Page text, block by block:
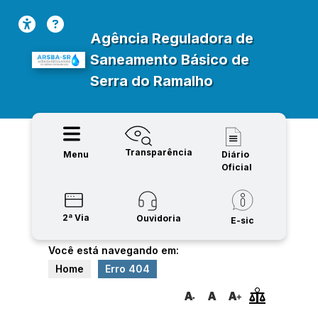
Agência Reguladora de
Saneamento Básico de
Serra do Ramalho
Menu Transparência
Diário
Oficial
2ª Via Ouvidoria E-sic
Você está navegando em:
Home
Erro 404